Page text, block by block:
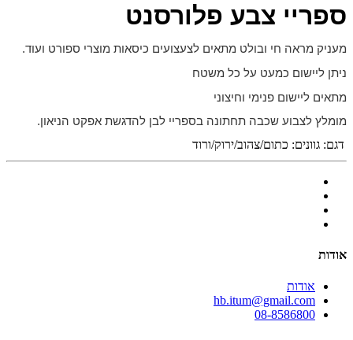
ספריי צבע פלורסנט
מעניק מראה חי ובולט מתאים לצעצועים כיסאות מוצרי ספורט ועוד.
ניתן ליישום כמעט על כל משטח
מתאים ליישום פנימי וחיצוני
מומלץ לצבוע שכבה תחתונה בספריי לבן להדגשת אפקט הניאון.
דגם: גוונים: כתום/צהוב/ירוק/ורוד
אודות
אודות
hb.itum@gmail.com
08-8586800